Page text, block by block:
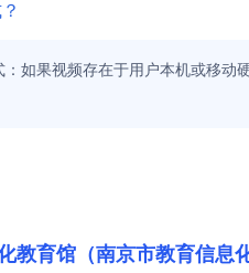
：如果视频存在于用户本机或移
教育馆（南京市教育信息